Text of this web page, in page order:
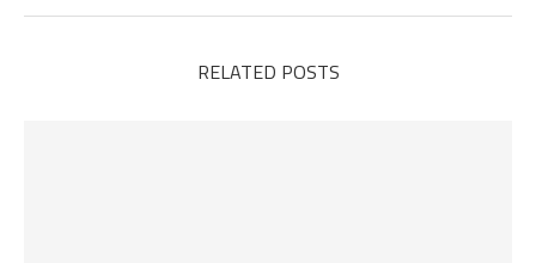
RELATED POSTS